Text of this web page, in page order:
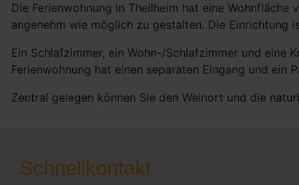
Die Ferienwohnung in Theilheim hat eine
angenehm wie möglich zu gestalten. Die
Ein Schlafzimmer, ein Wohn-/Schlafzimmer und eine
Ferienwohnung hat einen separaten Eingang und ein
Zentral gelegen können Sie den Weinort und die
Schnellkontakt